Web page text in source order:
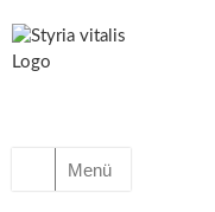
Menü